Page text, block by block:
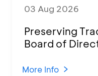
03 Aug 2026
Preserving
Board of
2026
More Info